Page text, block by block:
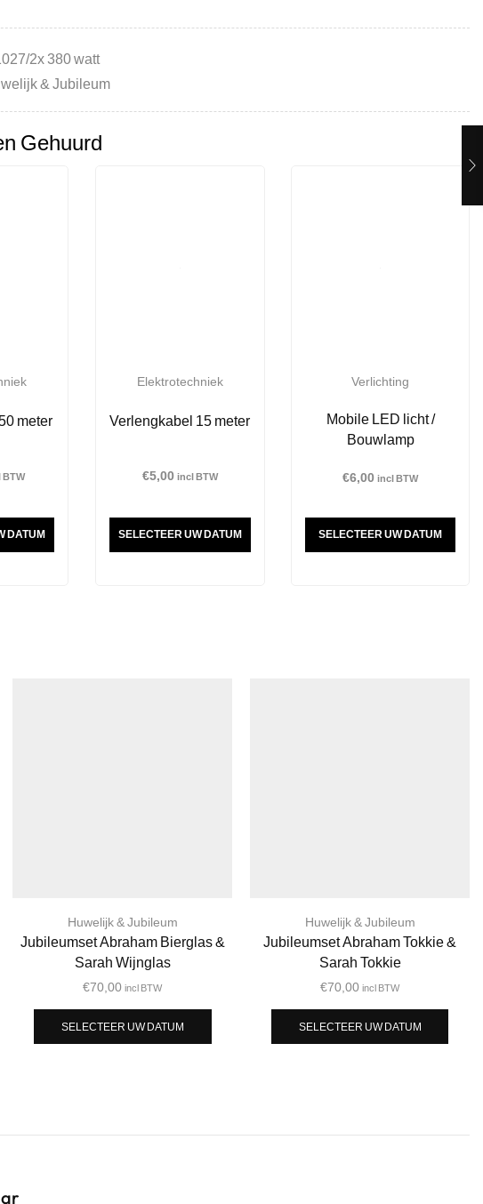
2x 380 watt
& Jubileum
Gehuurd
meter
BTW
DATUM
Elektrotechniek
Verlengkabel 15 meter
€5,00 incl BTW
SELECTEER UW DATUM
Verlichting
Mobile LED licht /
Bouwlamp
€6,00 incl BTW
SELECTEER UW DATUM
Huwelijk & Jubileum
Jubileumset Abraham Bierglas &
Sarah Wijnglas
€70,00 incl BTW
SELECTEER UW DATUM
Huwelijk & Jubileum
Jubileumset Abraham Tokkie &
Sarah Tokkie
€70,00 incl BTW
SELECTEER UW DATUM